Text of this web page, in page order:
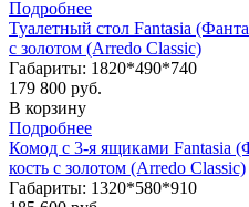
Подробнее
Туалетный стол Fantasia
с золотом (Arredo Classic)
Габариты: 1820*490*740
179 800 руб.
В корзину
Подробнее
Комод с 3-я ящиками Fantasia
кость с золотом (Arredo Classic)
Габариты: 1320*580*910